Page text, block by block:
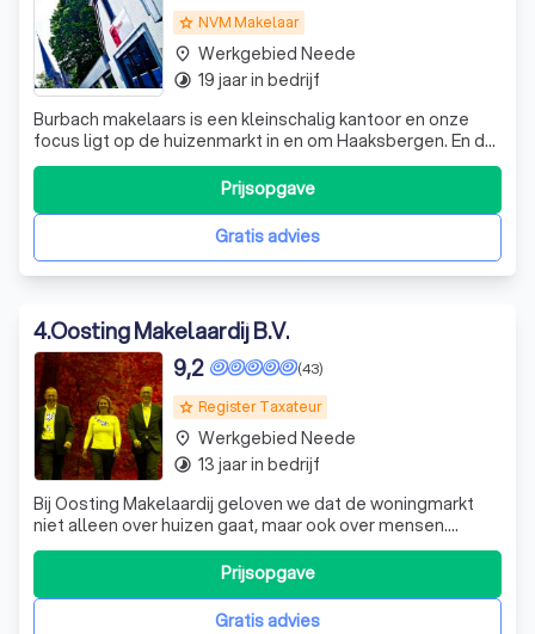
grade NVM Makelaar
Burbach makelaars is een kleinschalig kantoor en onze
focus ligt op de huizenmarkt in en om Haaksbergen. En dat
maakt ons uniek! Omdat al onze medewerkers zelf
woonachtig zijn in Haaksbergen zijn wij van (bijna) alles op
de hoogte en kunnen wij u zo van het beste advies
voorzien. Wij stellen de klanGratis advies
Prijsopgave
place Werkgebied Neede
timelapse 19 jaar in bedrijf
4.Oosting Makelaardij B.V.
grade Register Taxateur
(43)
9,2
Bij Oosting Makelaardij geloven we dat de woningmarkt
niet alleen over huizen gaat, maar ook over mensen.
Daarom staat persoonlijk contact met onze klanten bij ons
hoog in het vaandel. Wij onderscheiden ons van andere
makelaars door onze klanten gedurende het hele traject
van woningverkoop of -aankoGratis advies
Prijsopgave
place Werkgebied Neede
timelapse 13 jaar in bedrijf